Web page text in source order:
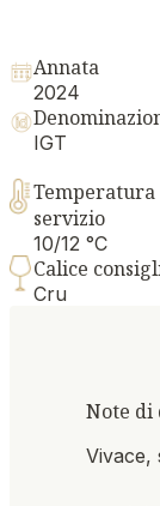
Annata
2024
IGT
servizio
10/12 °C
Calice
Cru
Note di
Vivace,